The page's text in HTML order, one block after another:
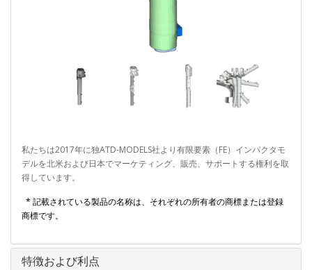
私たちは2017年に独ATD-MODELS社より有限要素（FE）インパクタモ
デルを北米および日本でマーケティング、販売、サポートする権利を取
得しています。
* 記載されている製品の名称は、それぞれの所有者の商標または登録
商標です。
特徴および利点